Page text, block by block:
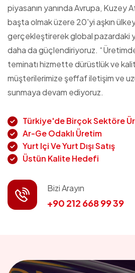
piyasanın yanında Avrupa, Kuzey
başta olmak üzere 20'yi aşkın
gerçekleştirerek global pazardaki
daha da güçlendiriyoruz.
teminatı hizmette dürüstlük ve
müşterilerimize şeffaf iletişim ve
sunmaya devam ediyoruz.
Türkiye'de Birçok Sektöre
Ar-Ge Odaklı Üretim
Yurt Içi Ve Yurt Dışı Satış
Üstün Kalite Hedefi
Bizi Arayın
+90 212 668 99 39